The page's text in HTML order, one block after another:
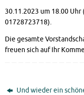
30.11.2023 um 18.00
01728723718).
Die gesamte
freuen sich auf Ihr
Und wieder ein